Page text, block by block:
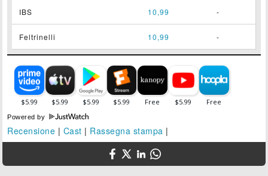
IBS 10,99 -
Feltrinelli 10,99 -
Powered by
Recensione | Cast | Rassegna stampa |